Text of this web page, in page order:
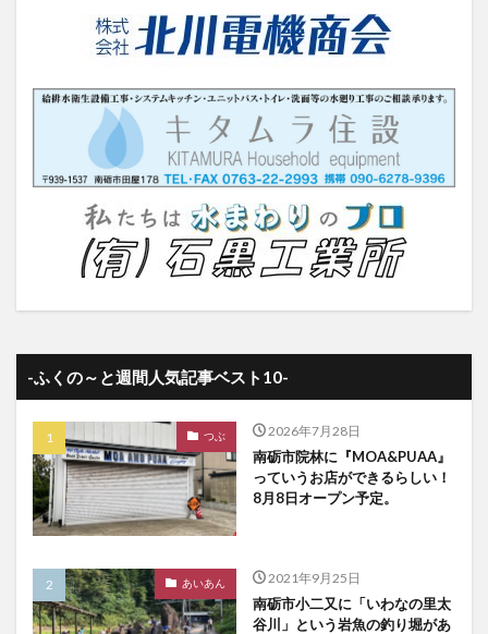
-ふくの～と週間人気記事ベスト10-
つぶ 2026年7月28日
南砺市院林に『MOA&PUAA』
っていうお店ができるらしい！
8月8日オープン予定。
あいあん 2021年9月25日
南砺市小二又に「いわなの里太
谷川」という岩魚の釣り堀があ